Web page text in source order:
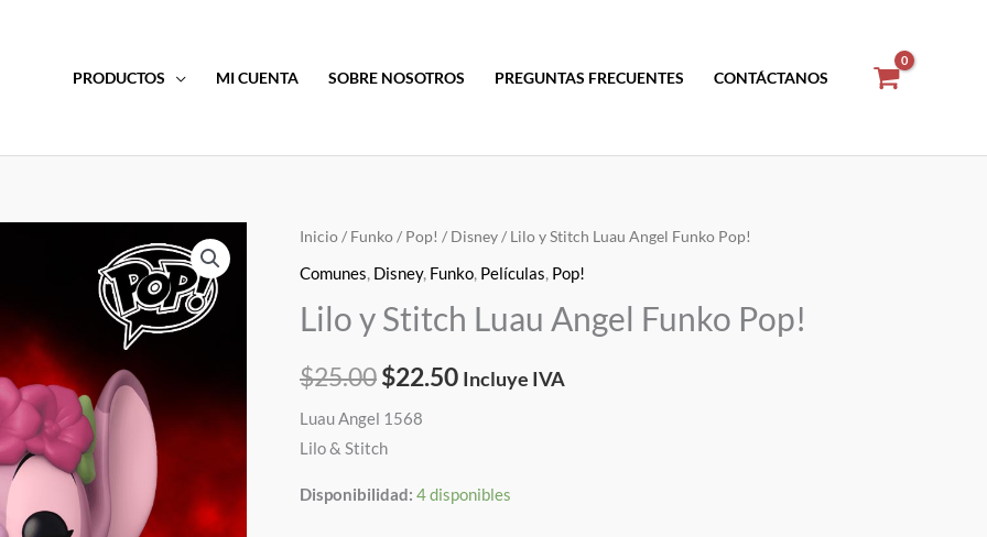
PRODUCTOS MI CUENTA SOBRE NOSOTROS PREGUNTAS FRECUENTES CONTÁCTANOS
Inicio/ Funko/ Pop! / Disney/ Lilo y Stitch Luau Angel Funko Pop!
Comunes, Disney, Funko, Películas, Pop!
Lilo y Stitch Luau Angel Funko Pop!
$25.00
El
precio
original
era:
$25.00.
$22.50
El
precio
actual
es:
Incluye IVA
Luau Angel 1568
Lilo & Stitch
Disponibilidad: 4 disponibles
Lilo
y
Luau
Funko
Pop!
cantidad